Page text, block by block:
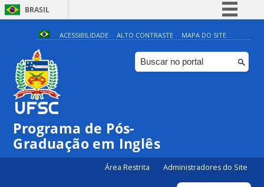
BRASIL
Simplifique!
Comunica BR
Participe
ACESSIBILIDADE ALTO CONTRASTE MAPA DO SITE
Programa de Pós-
Graduação em Inglês
Área Restrita Administradores do Site